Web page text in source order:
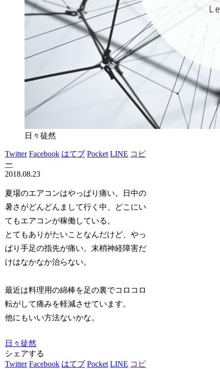
日々徒然
Twitter Facebook はてブ Pocket LINE コピ
ー
2018.08.23
夏場のエアコンはやっぱり痛い。日中の
暑さがどんどんまして行く中、どこにい
てもエアコンが稼働している。
とてもありがたいことなんだけど、やっ
ぱり手足の指先が痛い。末梢神経障害だ
けはなかなか治らない。
最近は料理用の綿棒を足の裏でコロコロ
転がして痛みを軽減させています。
他にもいい方法ないかな。
日々徒然
シェアする
Twitter Facebook はてブ Pocket LINE コピ